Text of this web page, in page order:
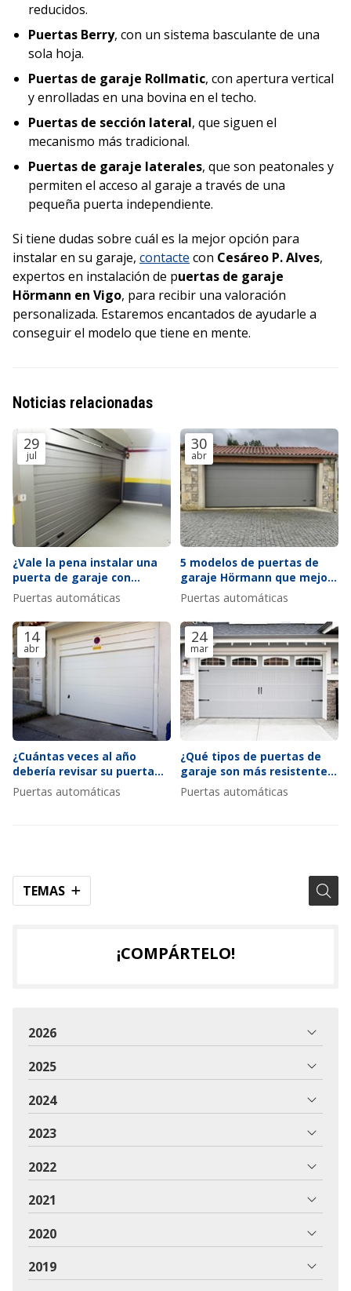
TEMAS
reducidos.
Puertas Berry, con un sistema basculante de una
sola hoja.
Puertas de garaje Rollmatic, con apertura vertical
y enrolladas en una bovina en el techo.
Puertas de sección lateral, que siguen el
mecanismo más tradicional.
Puertas de garaje laterales, que son peatonales y
permiten el acceso al garaje a través de una
pequeña puerta independiente.
Si tiene dudas sobre cuál es la mejor opción para
instalar en su garaje, contacte con Cesáreo P. Alves,
expertos en instalación de puertas de garaje
Hörmann en Vigo, para recibir una valoración
personalizada. Estaremos encantados de ayudarle a
conseguir el modelo que tiene en mente.
Noticias relacionadas
29
jul
¿Vale la pena instalar una
puerta de garaje con
ventana?
Puertas automáticas
30
abr
5 modelos de puertas de
garaje Hörmann que mejor
se adaptan a fachadas
modernas
Puertas automáticas
14
abr
¿Cuántas veces al año
debería revisar su puerta
automática según el uso?
Puertas automáticas
24
mar
¿Qué tipos de puertas de
garaje son más resistentes
al viento y por qué?
Puertas automáticas
¡COMPÁRTELO!
2026
2025
2024
2023
2022
2021
2020
2019